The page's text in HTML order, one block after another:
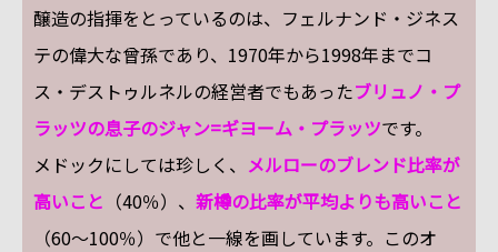
醸造の指揮をとっているのは、フェルナンド・ジネス
テの偉大な曾孫であり、1970年から1998年までコ
ス・デストゥルネルの経営者でもあったブリュノ・プ
ラッツの息子のジャン=ギヨーム・プラッツです。
メドックにしては珍しく、 メルローのブレンド比率が
高いこと （40％）、 新樽の比率が平均よりも高いこと
（60～100％）で他と一線を画しています。このオ